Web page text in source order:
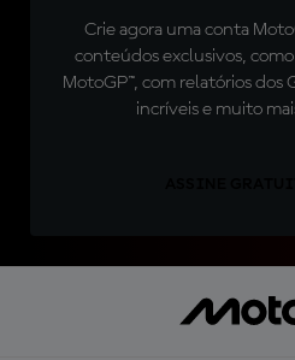
Crie agora uma conta
conteúdos exclusivos,
MotoGP™, com relatórios dos
incríveis e muito